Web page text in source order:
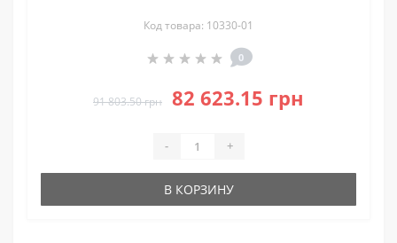
Код товара: 10330-01
0
91 803.50 грн 82 623.15 грн
- +
В КОРЗИНУ